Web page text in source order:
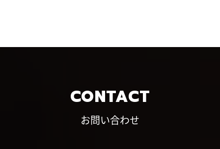
CONTACT
お問い合わせ